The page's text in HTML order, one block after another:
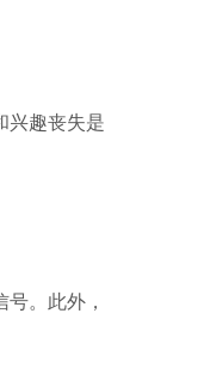
兴趣丧失是
。此外，